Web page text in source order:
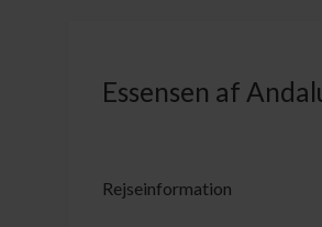
Essensen af
Rejseinformation